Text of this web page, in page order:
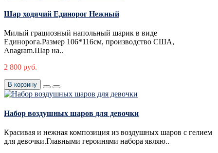
Шар ходячий Единорог Нежный
Милый грациозный напольный шарик в виде
Единорога.Размер 106*116см, производство США,
Anagram.Шар на..
2 800 руб.
В корзину
Набор воздушных шаров для девочки
Красивая и нежная композиция из воздушных шаров с гелием
для девочки.Главными героинями набора являю..